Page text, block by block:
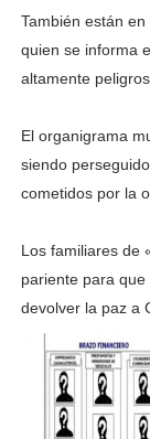
También están
quien se informa
altamente
El organigrama
siendo
cometidos por la
Los familiares de
pariente para
devolver la paz a